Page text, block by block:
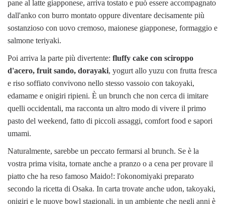
pane al latte giapponese, arriva tostato e può essere accompagnato
dall'anko con burro montato oppure diventare decisamente più
sostanzioso con uovo cremoso, maionese giapponese, formaggio e
salmone teriyaki.
Poi arriva la parte più divertente: fluffy cake con sciroppo
d'acero, fruit sando, dorayaki, yogurt allo yuzu con frutta fresca
e riso soffiato convivono nello stesso vassoio con takoyaki,
edamame e onigiri ripieni. È un brunch che non cerca di imitare
quelli occidentali, ma racconta un altro modo di vivere il primo
pasto del weekend, fatto di piccoli assaggi, comfort food e sapori
umami.
Naturalmente, sarebbe un peccato fermarsi al brunch. Se è la
vostra prima visita, tornate anche a pranzo o a cena per provare il
piatto che ha reso famoso Maido!: l'okonomiyaki preparato
secondo la ricetta di Osaka. In carta trovate anche udon, takoyaki,
onigiri e le nuove bowl stagionali, in un ambiente che negli anni è